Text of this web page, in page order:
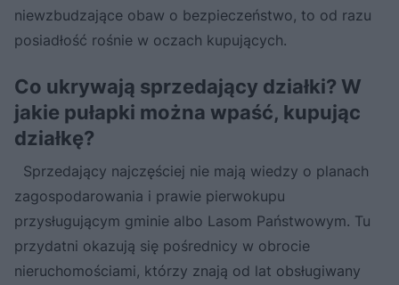
niewzbudzające obaw o bezpieczeństwo, to od razu
posiadłość rośnie w oczach kupujących.
Co ukrywają sprzedający działki? W
jakie pułapki można wpaść, kupując
działkę?
Sprzedający najczęściej nie mają wiedzy o planach
zagospodarowania i prawie pierwokupu
przysługującym gminie albo Lasom Państwowym. Tu
przydatni okazują się pośrednicy w obrocie
nieruchomościami, którzy znają od lat obsługiwany